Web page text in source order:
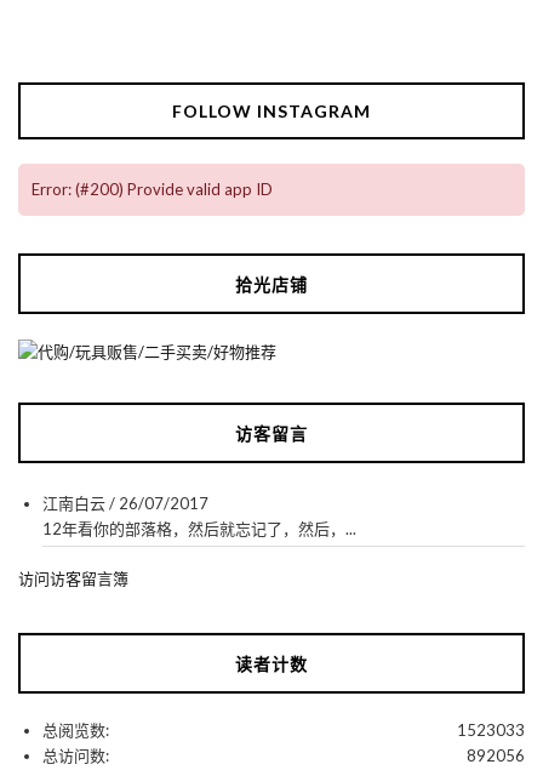
FOLLOW INSTAGRAM
Error: (#200) Provide valid app ID
拾光店铺
访客留言
江南白云/ 26/07/2017
12年看你的部落格，然后就忘记了，然后，...
访问访客留言簿
读者计数
1523033
总阅览数:
892056
总访问数: